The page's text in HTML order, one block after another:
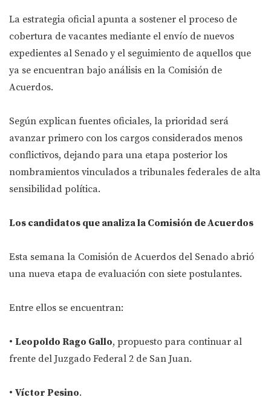
La estrategia oficial apunta a sostener el proceso de
cobertura de vacantes mediante el envío de nuevos
expedientes al Senado y el seguimiento de aquellos que
ya se encuentran bajo análisis en la Comisión de
Acuerdos.
Según explican fuentes oficiales, la prioridad será
avanzar primero con los cargos considerados menos
conflictivos, dejando para una etapa posterior los
nombramientos vinculados a tribunales federales de alta
sensibilidad política.
Los candidatos que analiza la Comisión de Acuerdos
Esta semana la Comisión de Acuerdos del Senado abrió
una nueva etapa de evaluación con siete postulantes.
Entre ellos se encuentran:
• Leopoldo Rago Gallo, propuesto para continuar al
frente del Juzgado Federal 2 de San Juan.
• Víctor Pesino.